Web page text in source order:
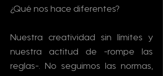
¿Qué nos hace diferentes?
Nuestra creatividad sin límites y
nuestra actitud de -rompe las
reglas-. No seguimos las normas,